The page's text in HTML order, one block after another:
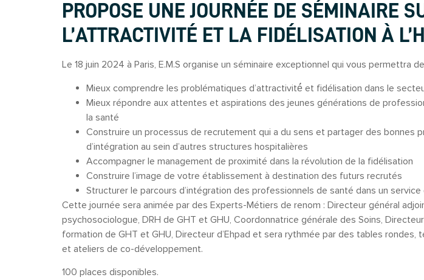
PROPOSE UNE JOURNÉE DE SÉMINAIRE
L’ATTRACTIVITÉ ET LA FIDÉLISATION À
Le 18 juin 2024 à Paris, E.M.S organise un séminaire exceptionnel qui vous permettra
Mieux comprendre les problématiques d’attractivité́ et fidélisation dans le
Mieux répondre aux attentes et aspirations des jeunes générations de
la santé
Construire un processus de recrutement qui a du sens et partager des bonnes
d’intégration au sein d’autres structures hospitalières
Accompagner le management de proximité dans la révolution de la fidélisation
Construire l’image de votre établissement à destination des futurs recrutés
Structurer le parcours d’intégration des professionnels de santé dans un service
Cette journée sera animée par des Experts-Métiers de renom : Directeur général
psychosociologue, DRH de GHT et GHU, Coordonnatrice générale des Soins,
formation de GHT et GHU, Directeur d’Ehpad et sera rythmée par des tables rondes,
et ateliers de co-développement.
100 places disponibles.